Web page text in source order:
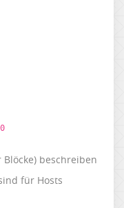
beschreiben
für Hosts